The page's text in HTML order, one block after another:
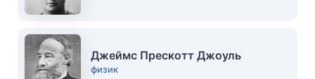
Джеймс Прескотт Джоуль
физик